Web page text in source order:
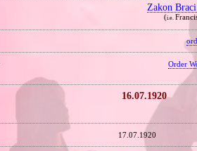
Zakon
(i.e.
Order
16.07.1920
17.07.1920